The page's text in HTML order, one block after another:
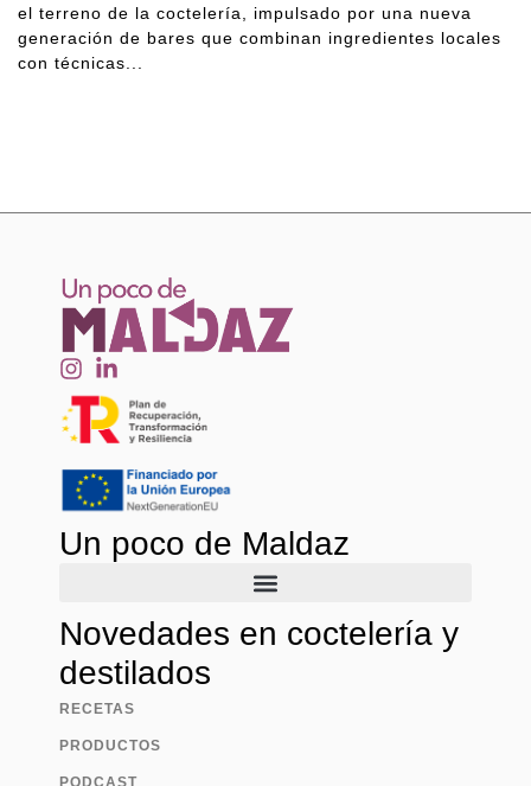
el terreno de la coctelería, impulsado por una nueva
generación de bares que combinan ingredientes locales
con técnicas...
Un poco de Maldaz
Novedades en coctelería y
destilados
RECETAS
PRODUCTOS
PODCAST